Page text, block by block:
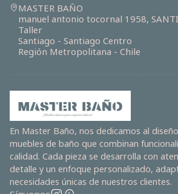
MASTER BAÑO
manuel antonio tocornal 1958,
Taller
Santiago - Santiago Centro
Región Metropolitana - Chile
En Master Baño, nos dedicamos al
muebles de baño que combinan
calidad. Cada pieza se desarrolla con
detalle y un enfoque personalizado,
necesidades únicas de nuestros clientes.